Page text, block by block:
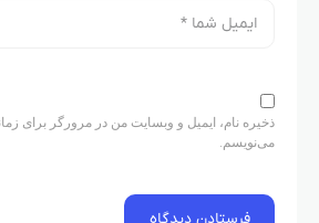
ذخیره نام، ایمیل و وبسایت من در مرورگر برای
می‌نویسم.